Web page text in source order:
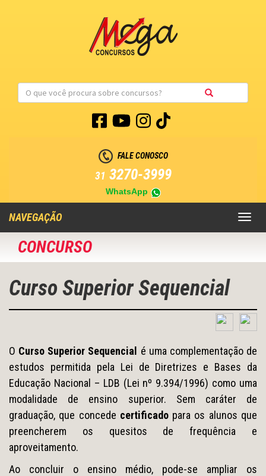
FALE CONOSCO
31 3270-3999
WhatsApp
Toggle
NAVEGAÇÃO
CONCURSO
Curso Superior Sequencial
O Curso Superior Sequencial é uma complementação de
estudos permitida pela Lei de Diretrizes e Bases da
Educação Nacional – LDB (Lei nº 9.394/1996) como uma
modalidade de ensino superior. Sem caráter de
graduação, que concede certificadopara os alunos que
preencherem os quesitos de frequência e
aproveitamento.
Ao concluir o ensino médio, pode-se ampliar os